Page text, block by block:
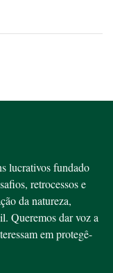
lucrativos fundado
retrocessos e
da natureza,
Queremos dar voz a
em protegê-